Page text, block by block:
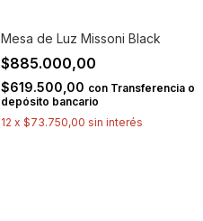
Mesa de Luz Missoni Black
$885.000,00
$619.500,00 con Transferencia o
depósito bancario
12 x $73.750,00 sin interés